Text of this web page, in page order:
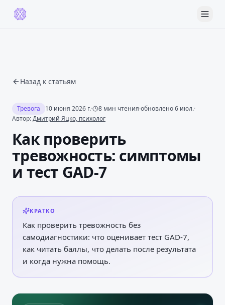
Назад к статьям
Тревога 10 июня 2026 г.· 8 мин чтения·обновлено6 июл.·
Автор:Дмитрий Яцко, психолог
Как проверить
тревожность: симптомы
и тест GAD-7
КРАТКО
Как проверить тревожность без
самодиагностики: что оценивает тест GAD-7,
как читать баллы, что делать после результата
и когда нужна помощь.